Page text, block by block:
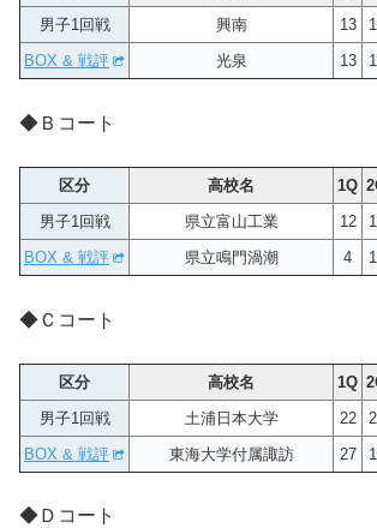
男子1回戦
興南 13
BOX & 戦評
光泉 13
◆Ｂコート
区分 高校名 1Q
男子1回戦
県立富山工業 12
BOX & 戦評
県立鳴門渦潮 4
◆Ｃコート
区分 高校名 1Q
男子1回戦
土浦日本大学 22
BOX & 戦評
東海大学付属諏訪 27
◆Ｄコート